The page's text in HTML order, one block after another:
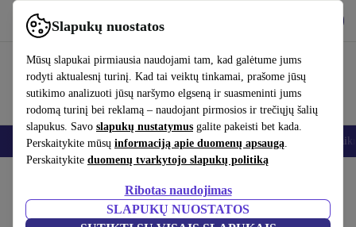
Slapukų nuostatos
Mūsų slapukai pirmiausia naudojami tam, kad galėtume jums
rodyti aktualesnį turinį. Kad tai veiktų tinkamai, prašome jūsų
sutikimo analizuoti jūsų naršymo elgseną ir suasmeninti jums
rodomą turinį bei reklamą – naudojant pirmosios ir trečiųjų šalių
slapukus. Savo slapukų nustatymus galite pakeisti bet kada.
Perskaitykite mūsų informaciją apie duomenų apsaugą.
Perskaitykite duomenų tvarkytojo slapukų politiką
Ribotas naudojimas
SLAPUKŲ NUOSTATOS
Naudok refurbed greitai ir paprastai
Išmanieji telefonai Nešiojamieji kompiuteriai Planšetės Išmanieji
Marc Newson. Works 84-24